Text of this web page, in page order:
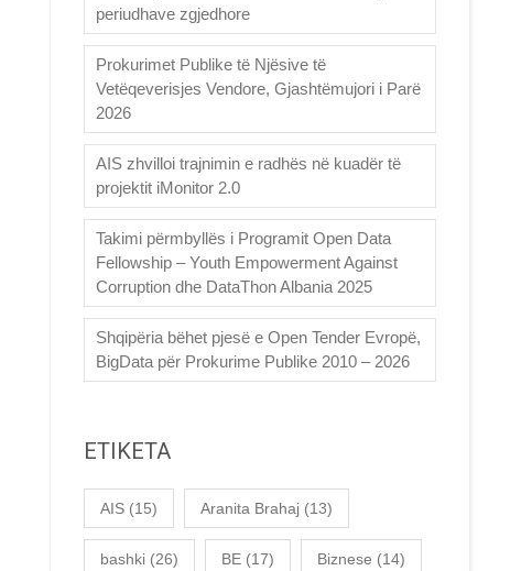
periudhave zgjedhore
Prokurimet Publike të Njësive të
Vetëqeverisjes Vendore, Gjashtëmujori i Parë
2026
AIS zhvilloi trajnimin e radhës në kuadër të
projektit iMonitor 2.0
Takimi përmbyllës i Programit Open Data
Fellowship – Youth Empowerment Against
Corruption dhe DataThon Albania 2025
Shqipëria bëhet pjesë e Open Tender Evropë,
BigData për Prokurime Publike 2010 – 2026
ETIKETA
AIS (15) Aranita Brahaj (13)
bashki (26) BE (17) Biznese (14)